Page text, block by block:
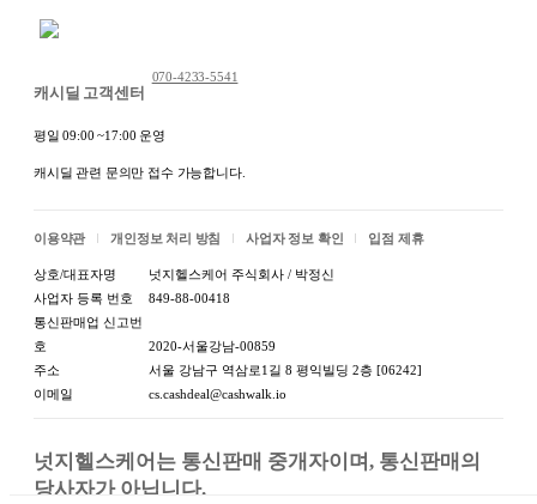
주문처리 및 택배 발송 이외의 용도로는 사용하지 않습
위 내용을 확인 후 동의하였을 때 주문해 주세요.
직배송 회사명: 대웅에이젠시
상품 정보고시
관한법률에 따른 표시사
항
[상세설명참조]
식품의 유형:상세정보별
1-3.생산자 및 소재지(수
생산자:상세정보별도표
캐시딜 고객센터
070-4233-5541
평일 09:00 ~17:00 운영
캐시딜 관련 문의만 접수 가능합니다.
이용약관 개인정보 처리 방침 사업자 정보 확인 입점 제휴
상호/대표자명
넛지헬스케어 주식회사 / 박정신
사업자 등록 번호
849-88-00418
통신판매업 신고번
호
2020-서울강남-00859
주소
서울 강남구 역삼로1길 8 평익빌딩 2층 [06242]
이메일
cs.cashdeal@cashwalk.io
넛지헬스케어는 통신판매 중개자이며, 통신판매의
당사자가 아닙니다.